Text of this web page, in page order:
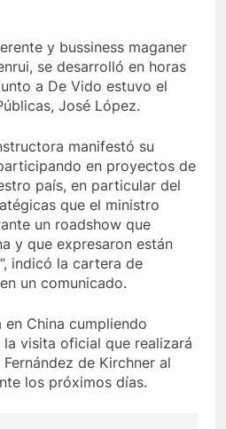
y bussiness maganer
se desarrolló en horas
a De Vido estuvo el
José López.
manifestó su
en proyectos de
país, en particular del
que el ministro
un roadshow que
y que expresaron están
indicó la cartera de
un comunicado.
China cumpliendo
visita oficial que realizará
de Kirchner al
los próximos días.